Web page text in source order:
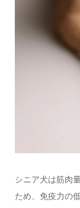
シニア犬は筋肉
ため、免疫力の